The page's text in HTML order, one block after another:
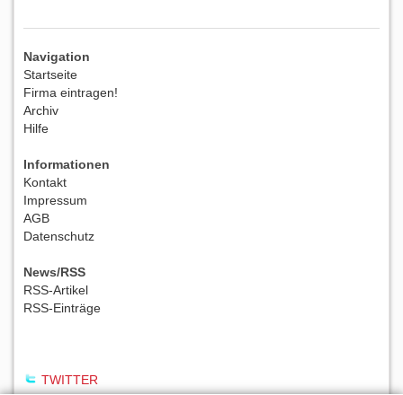
Navigation
Startseite
Firma eintragen!
Archiv
Hilfe
Informationen
Kontakt
Impressum
AGB
Datenschutz
News/RSS
RSS-Artikel
RSS-Einträge
TWITTER